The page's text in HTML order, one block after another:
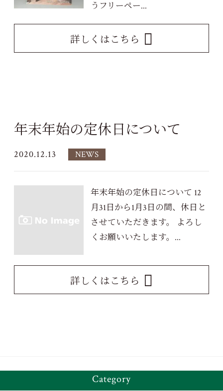
うフリーペー...
詳しくはこちら
年末年始の定休日について
2020.12.13 NEWS
年末年始の定休日について 12
月31日から1月3日の間、休日と
させていただきます。 よろし
くお願いいたします。...
詳しくはこちら
Category